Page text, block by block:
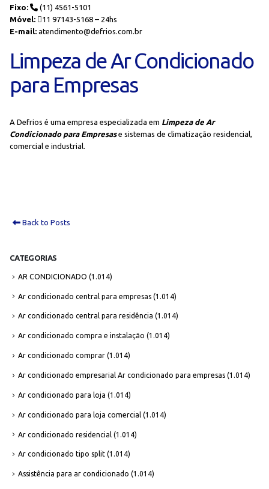
Fixo:
(11) 4561-5101
Móvel:
11 97143-5168 – 24hs
E-mail: atendimento@defrios.com.br
Limpeza de Ar Condicionado
para Empresas
A Defrios é uma empresa especializada em Limpeza de Ar
Condicionado para Empresase sistemas de climatização residencial,
comercial e industrial.
Back to Posts
CATEGORIAS
AR CONDICIONADO (1.014)
Ar condicionado central para empresas (1.014)
Ar condicionado central para residência (1.014)
Ar condicionado compra e instalação (1.014)
Ar condicionado comprar (1.014)
Ar condicionado empresarial Ar condicionado para empresas (1.014)
Ar condicionado para loja (1.014)
Ar condicionado para loja comercial (1.014)
Ar condicionado residencial (1.014)
Ar condicionado tipo split (1.014)
Assistência para ar condicionado (1.014)